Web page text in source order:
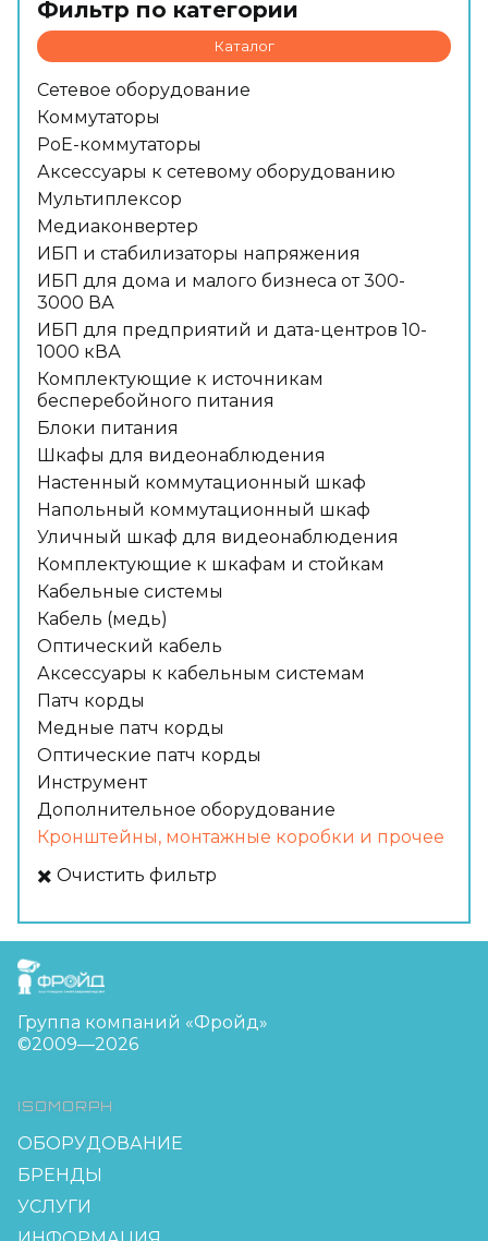
Фильтр по категории
Каталог
Сетевое оборудование
Коммутаторы
PoE-коммутаторы
Аксессуары к сетевому оборудованию
Мультиплексор
Медиаконвертер
ИБП и стабилизаторы напряжения
ИБП для дома и малого бизнеса от 300-
3000 ВА
ИБП для предприятий и дата-центров 10-
1000 кВА
Комплектующие к источникам
бесперебойного питания
Блоки питания
Шкафы для видеонаблюдения
Настенный коммутационный шкаф
Напольный коммутационный шкаф
Уличный шкаф для видеонаблюдения
Комплектующие к шкафам и стойкам
Кабельные системы
Кабель (медь)
Оптический кабель
Аксессуары к кабельным системам
Патч корды
Медные патч корды
Оптические патч корды
Инструмент
Дополнительное оборудование
Кронштейны, монтажные коробки и прочее
✖️ Очистить фильтр
FreudGroup
Группа компаний «Фройд»
©2009—2026
ISOMORPH
ОБОРУДОВАНИЕ
БРЕНДЫ
УСЛУГИ